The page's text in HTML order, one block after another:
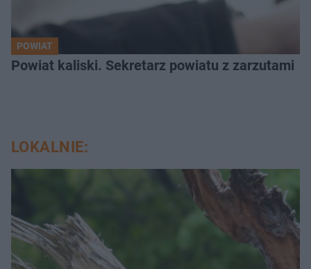
POWIAT
Powiat kaliski. Sekretarz powiatu z zarzutami
LOKALNIE: